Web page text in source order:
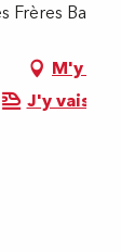
Frères
M'y
J'y vais en